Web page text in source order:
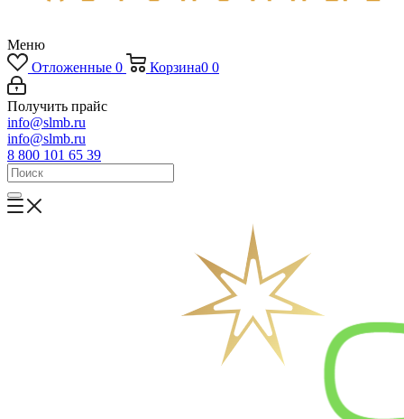
Меню
Отложенные 0 Корзина0 0
Получить прайс
info@slmb.ru
info@slmb.ru
8 800 101 65 39